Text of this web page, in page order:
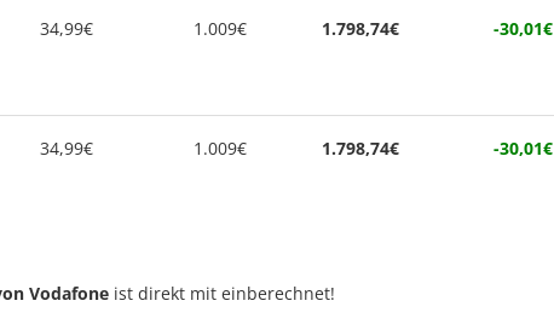
34,99€ 1.009€ 1.798,74€ -30,01€
34,99€ 1.009€ 1.798,74€ -30,01€
Vodafone ist direkt mit einberechnet!